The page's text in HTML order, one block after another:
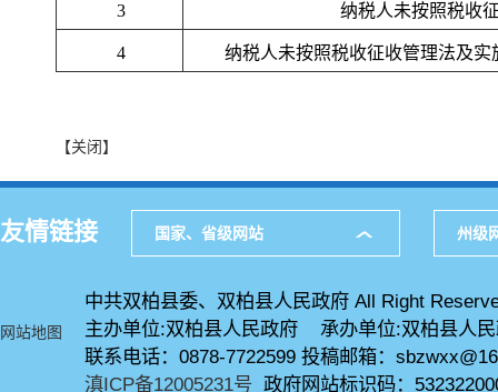
3 纳税人未按照税收
4 纳税人未按照税收征收管理法及
【关闭】
友情链接 国家、省级网站 州级
网站地图
中共双柏县委、双柏县人民政府 All Right
主办单位:双柏县人民政府 承办单位:双柏县人
联系电话：0878-7722599 投稿邮箱：
滇ICP备12005231号 政府网站标识码：